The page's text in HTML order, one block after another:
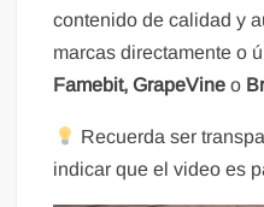
contenido de calidad y
marcas directamente o
Famebit, GrapeVine o
Recuerda ser
indicar que el video es